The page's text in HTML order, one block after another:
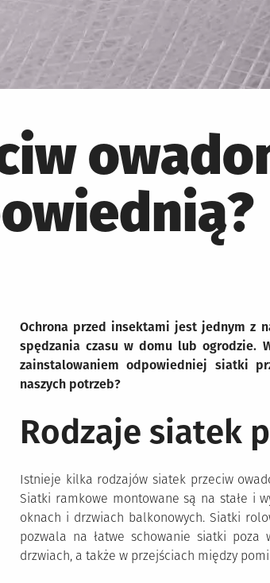
Ochrona przed insektami jest jednym z
spędzania czasu w domu lub ogrodzie.
zainstalowaniem odpowiedniej siatki
naszych potrzeb?
Rodzaje siatek
Istnieje kilka rodzajów siatek przeciw
Siatki ramkowe montowane są na stałe i
oknach i drzwiach balkonowych. Siatki
pozwala na łatwe schowanie siatki
drzwiach, a także w przejściach między